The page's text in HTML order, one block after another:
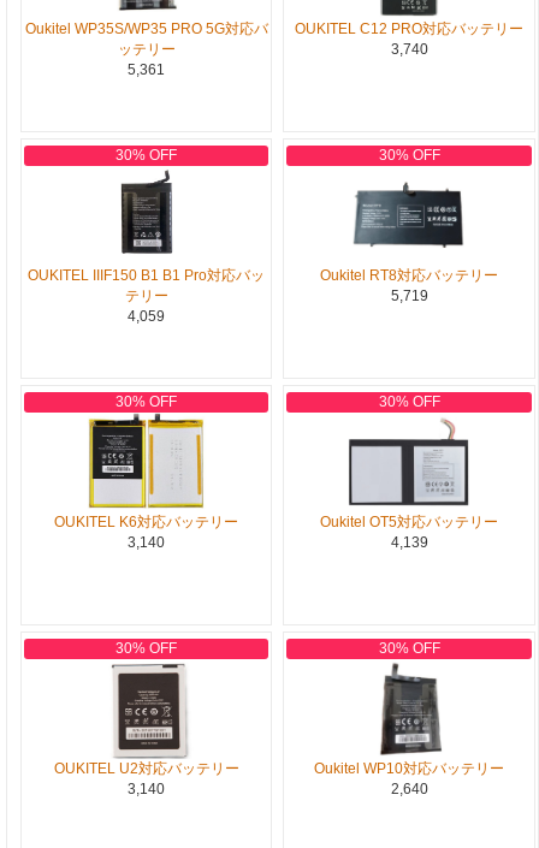
Oukitel WP35S/WP35 PRO 5G対応バ
ッテリー
5,361
OUKITEL C12 PRO対応バッテリー
3,740
30% OFF
OUKITEL IIIF150 B1 B1 Pro対応バッ
テリー
4,059
30% OFF
Oukitel RT8対応バッテリー
5,719
30% OFF
OUKITEL K6対応バッテリー
3,140
30% OFF
Oukitel OT5対応バッテリー
4,139
30% OFF
OUKITEL U2対応バッテリー
3,140
30% OFF
Oukitel WP10対応バッテリー
2,640